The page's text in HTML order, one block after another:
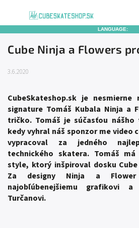
LANGUAGE:
Cube Ninja a Flowers
3.6.2020
CubeSkateshop.sk je
signature Tomáš Kubala Ninja a
tričko. Tomáš je súčasťou nášho
kedy vyhral náš sponzor me video
vypracoval za jedného
technického skatera. Tomáš
style, ktorý inšpiroval dosku
Za designy Ninja a Flower
najobľúbenejšiemu grafikovi
Turčanovi.